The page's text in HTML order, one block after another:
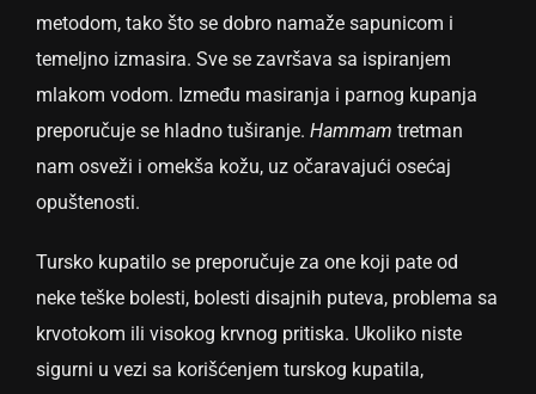
metodom, tako što se dobro namaže sapunicom i
temeljno izmasira. Sve se završava sa ispiranjem
mlakom vodom. Između masiranja i parnog kupanja
preporučuje se hladno tuširanje. Hammam tretman
nam osveži i omekša kožu, uz očaravajući osećaj
opuštenosti.
Tursko kupatilo se preporučuje za one koji pate od
neke teške bolesti, bolesti disajnih puteva, problema sa
krvotokom ili visokog krvnog pritiska. Ukoliko niste
sigurni u vezi sa korišćenjem turskog kupatila,